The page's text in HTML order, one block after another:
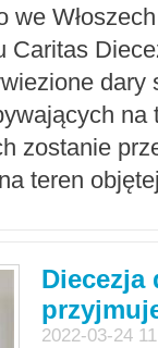
Caritas
dary
na
zostanie
teren
Diecezja
2022-03-24